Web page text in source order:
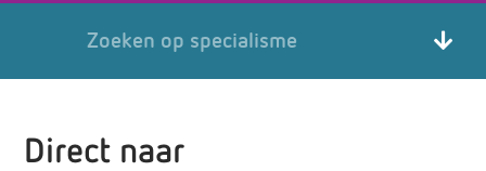
Zoeken op specialisme
Direct naar